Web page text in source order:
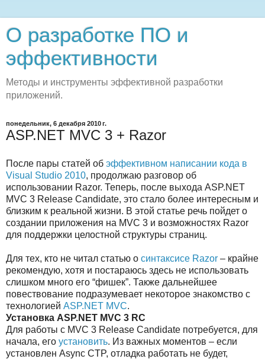
О разработке ПО и
эффективности
Методы и инструменты эффективной разработки
приложений.
понедельник, 6 декабря 2010 г.
ASP.NET MVC 3 + Razor
После пары статей об эффективном написании кода в
Visual Studio 2010, продолжаю разговор об
использовании Razor. Теперь, после выхода ASP.NET
MVC 3 Release Candidate, это стало более интересным и
близким к реальной жизни. В этой статье речь пойдет о
создании приложения на MVC 3 и возможностях Razor
для поддержки целостной структуры страниц.
Для тех, кто не читал статью о синтаксисе Razor – крайне
рекомендую, хотя и постараюсь здесь не использовать
слишком много его “фишек”. Также дальнейшее
повествование подразумевает некоторое знакомство с
технологией ASP.NET MVC.
Установка ASP.NET MVC 3 RC
Для работы с MVC 3 Release Candidate потребуется, для
начала, его установить. Из важных моментов – если
установлен Async CTP, отладка работать не будет,